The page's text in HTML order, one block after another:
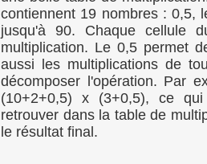
contiennent 19 nombres : 0,5,
jusqu'à 90. Chaque cellule
multiplication. Le 0,5 permet
aussi les multiplications de
décomposer l'opération. Par
(10+2+0,5) x (3+0,5), ce
retrouver dans la table de
le résultat final.